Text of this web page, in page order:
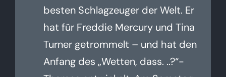
besten Schlagzeuger der Welt. Er
hat für Freddie Mercury und Tina
Turner getrommelt – und hat den
Anfang des „Wetten, dass. ..?“-